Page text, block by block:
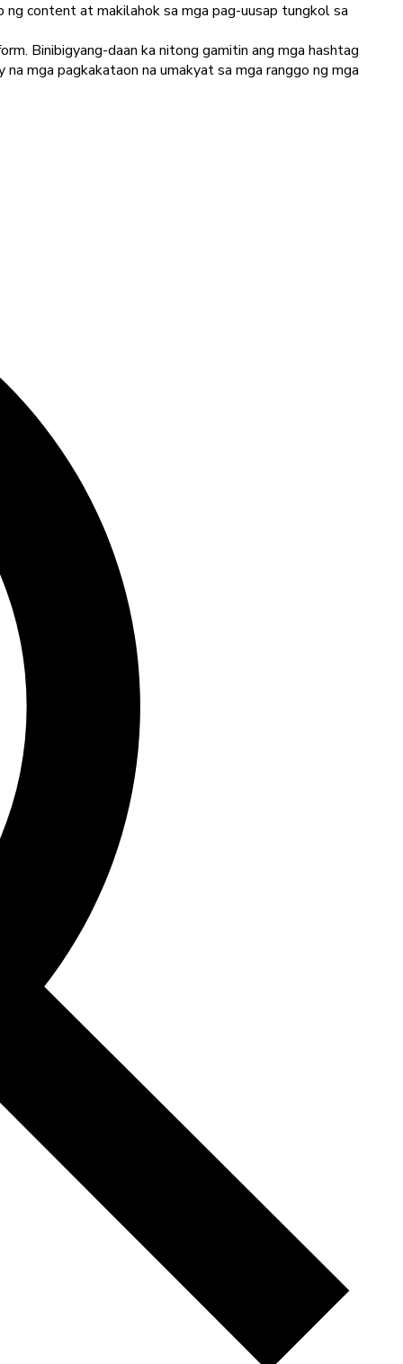
ng content at makilahok sa mga pag-uusap tungkol sa
Binibigyang-daan ka nitong gamitin ang mga hashtag
mga pagkakataon na umakyat sa mga ranggo ng mga